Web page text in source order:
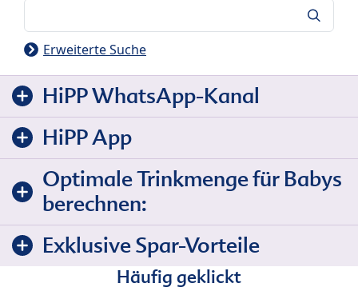
Erweiterte Suche
HiPP WhatsApp-Kanal
HiPP App
Optimale Trinkmenge für Babys
berechnen:
Exklusive Spar-Vorteile
Häufig geklickt